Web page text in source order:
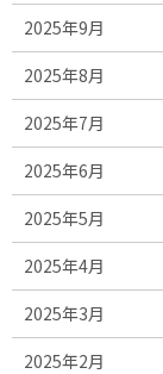
2025年9月
2025年8月
2025年7月
2025年6月
2025年5月
2025年4月
2025年3月
2025年2月